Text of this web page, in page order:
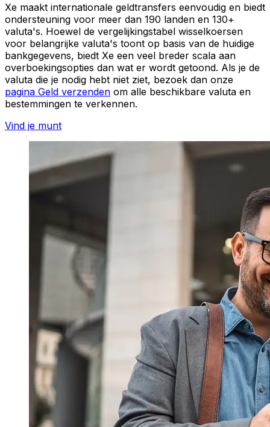
Xe maakt internationale geldtransfers eenvoudig en biedt
ondersteuning voor meer dan 190 landen en 130+
valuta's. Hoewel de vergelijkingstabel wisselkoersen
voor belangrijke valuta's toont op basis van de huidige
bankgegevens, biedt Xe een veel breder scala aan
overboekingsopties dan wat er wordt getoond. Als je de
valuta die je nodig hebt niet ziet, bezoek dan onze
pagina Geld verzenden om alle beschikbare valuta en
bestemmingen te verkennen.
Vind je munt